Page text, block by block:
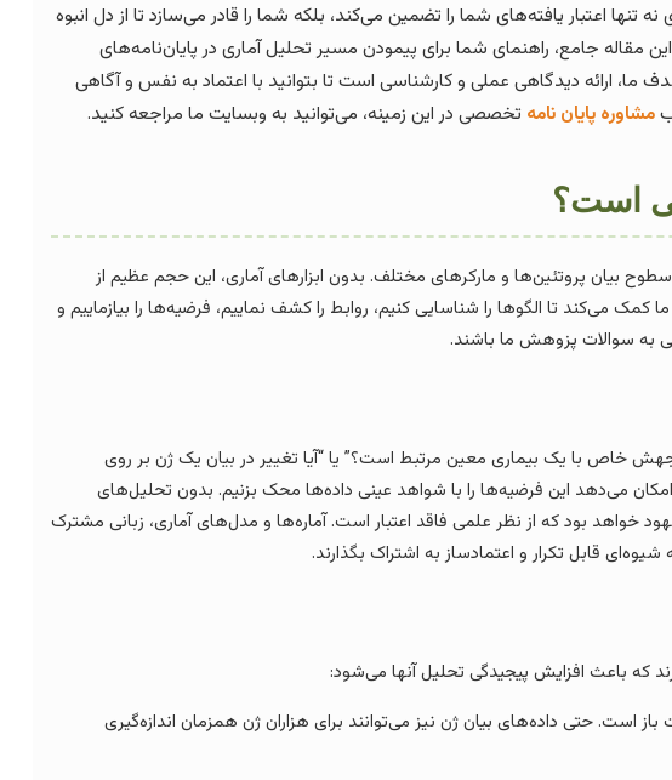
اعتبار یافته‌های شما را تضمین می‌کند، بلکه شما را قادر می‌سازد تا از دل انبوه
مقاله جامع، راهنمای شما برای پیمودن مسیر تحلیل آماری در پایان‌نامه‌های
ما، ارائه دیدگاهی عملی و کارشناسی است تا بتوانید با اعتماد به نفس و آگاهی
مشاوره پایان نامه تخصصی در این زمینه، می‌توانید به وبسایت ما مراجعه کنید.
است؟
بیان پروتئین‌ها و مارکرهای مختلف. بدون ابزارهای آماری، این حجم عظیم از
کمک می‌کند تا الگوها را شناسایی کنیم، روابط را کشف نماییم، فرضیه‌ها را بیازماییم و
به سوالات پزوهش ما باشند.
خاص با یک بیماری معین مرتبط است؟” یا “آیا تغییر در بیان یک ژن بر روی
می‌دهد این فرضیه‌ها را با شواهد عینی داده‌ها محک بزنیم. بدون تحلیل‌های
خواهد بود که از نظر علمی فاقد اعتبار است. آماره‌ها و مدل‌های آماری، زبانی مشترک
قابل تکرار و اعتمادساز به اشتراک بگذارند.
که باعث افزایش پیجیدگی تحلیل آنها می‌شود:
است. حتی داده‌های بیان ژن نیز می‌توانند برای هزاران ژن همزمان اندازه‌گیری